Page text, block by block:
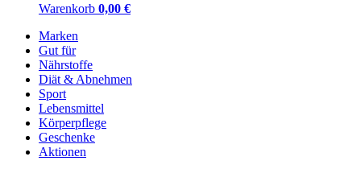
Warenkorb 0,00 €
Marken
Gut für
Nährstoffe
Diät & Abnehmen
Sport
Lebensmittel
Körperpflege
Geschenke
Aktionen